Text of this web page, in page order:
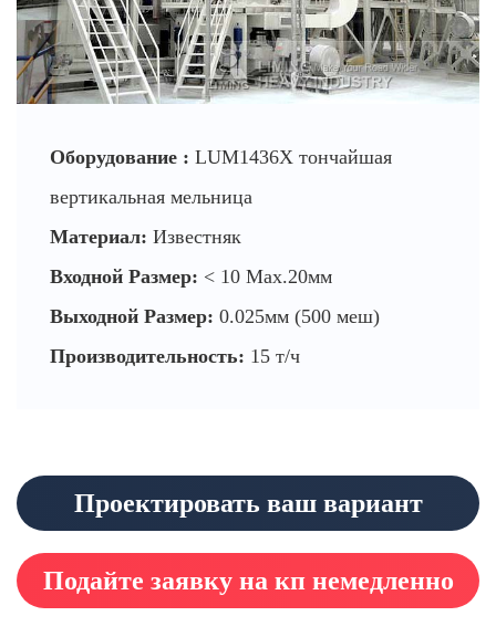
Оборудование : LUM1436X тончайшая
вертикальная мельница
Материал: Известняк
Входной Размер: < 10 Max.20мм
Выходной Размер: 0.025мм (500 меш)
Производительность: 15 т/ч
Проектировать ваш вариант
Подайте заявку на кп немедленно